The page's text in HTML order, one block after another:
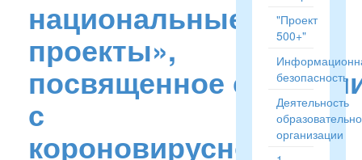
национальные
проекты»,
посвященное
с
короновирусной
"Проект
500+"
безопасность
Деятельность
организации